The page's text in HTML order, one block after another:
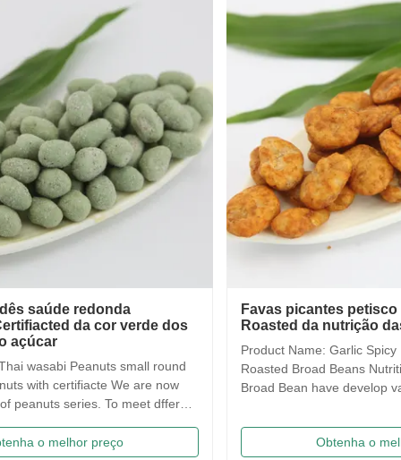
Favas picantes petisco do alho, COA
Roasted da nutrição das favas disponível
Product Name: Garlic Spicy Broad Beans Snack ,
Roasted Broad Beans Nutrition COA Avaliable Our
Broad Bean have develop variuos different flavors
based on the traditional flavor. After the effort our
research department, we frist created braod bean
chips in China. Introducing precise frying ...
Obtenha o melhor preço
crispy,